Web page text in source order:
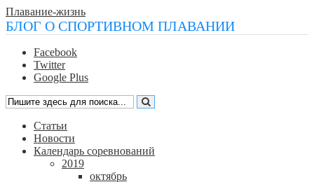
Плавание-жизнь
БЛОГ О СПОРТИВНОМ ПЛАВАНИИ
Facebook
Twitter
Google Plus
Статьи
Новости
Календарь соревнований
2019
октябрь